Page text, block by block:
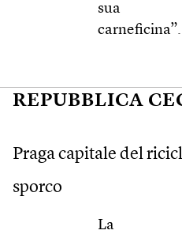
sua
carneficina”.
REPUBBLICA
Praga capitale del
sporco
La